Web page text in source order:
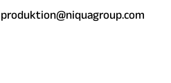
produktion@niquagroup.com